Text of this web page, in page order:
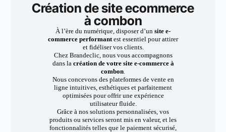
Création de site ecommerce
à combon
À l’ère du numérique, disposer d’un site e-
commerce performantest essentiel pour attirer
et fidéliser vos clients.
Chez Brandeclic, nous vous accompagnons
dans la création de votre site e-commerce à
combon.
Nous concevons des plateformes de vente en
ligne intuitives, esthétiques et parfaitement
optimisées pour offrir une expérience
utilisateur fluide.
Grâce à nos solutions personnalisées, vos
produits ou services seront mis en valeur, et les
fonctionnalités telles que le paiement sécurisé,